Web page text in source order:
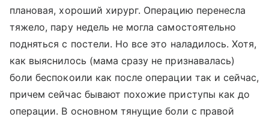
плановая, хороший хирург. Операцию перенесла
тяжело, пару недель не могла самостоятельно
подняться с постели. Но все это наладилось. Хотя,
как выяснилось (мама сразу не признавалась)
боли беспокоили как после операции так и сейчас,
причем сейчас бывают похожие приступы как до
операции. В основном тянущие боли с правой